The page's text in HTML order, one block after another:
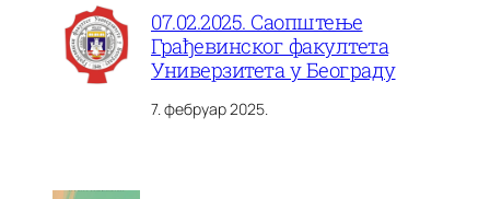
07.02.2025. Саопштење
Грађевинског факултета
Универзитета у Београду
7. фебруар 2025.